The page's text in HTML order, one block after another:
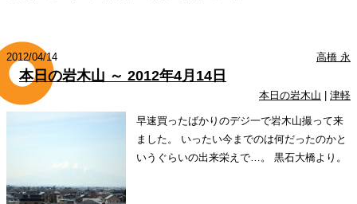
高橋 永
2012/04/14
本日の岩木山 ～ 2012年4月14日
本日の岩木山 津軽
早速買ったばかりのデジ一で岩木山撮って来
ました。 いったい今までのは何だったのかと
いうぐらいの出来栄えで…。 黒石大橋より。